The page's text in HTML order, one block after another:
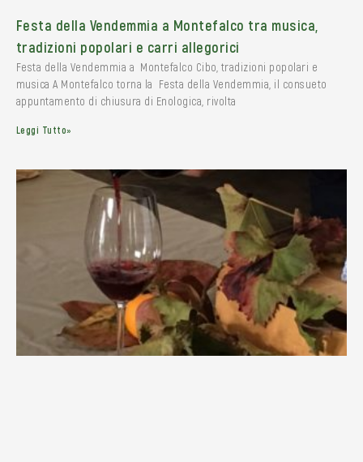
Festa della Vendemmia a Montefalco tra musica,
tradizioni popolari e carri allegorici
Festa della Vendemmia a Montefalco Cibo, tradizioni popolari e
musica A Montefalco torna la Festa della Vendemmia, il consueto
appuntamento di chiusura di Enologica, rivolta
Leggi Tutto»